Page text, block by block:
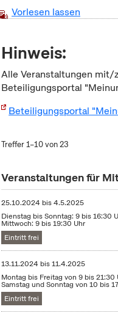
Vorlesen lassen
Hinweis:
Alle Veranstaltungen mit/
Beteiligungsportal
Beteiligungsportal
Treffer 1–10 von 23
Veranstaltungen für
25.10.2024 bis4.5.2025
Dienstag bis Sonntag: 9 bis 16:30
Mittwoch: 9 bis 19:30 Uhr
Eintritt frei
13.11.2024 bis11.4.2025
Montag bis Freitag von 9 bis 21:30
Samstag und Sonntag von 10 bis
Eintritt frei